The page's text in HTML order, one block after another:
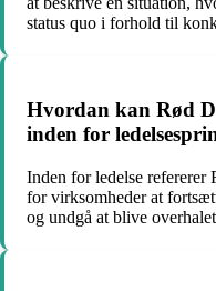
status quo i forhold til
Hvordan kan Rød
inden for
Inden for ledelse
for virksomheder at
og undgå at blive